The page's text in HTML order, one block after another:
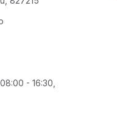
- 16:30,